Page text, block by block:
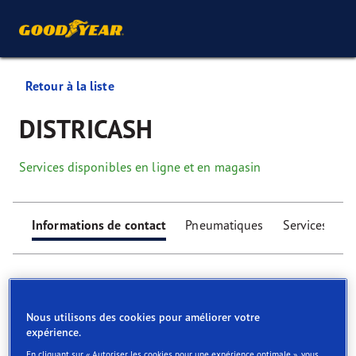
Retour à la liste
DISTRICASH
Services disponibles en ligne et en magasin
Informations de contact Pneumatiques Services
Find your tyres
Nous utilisons des cookies pour améliorer votre
expérience.